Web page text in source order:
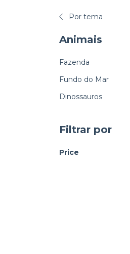
Por tema
Animais
Fazenda
Fundo do Mar
Dinossauros
Filtrar por
Price